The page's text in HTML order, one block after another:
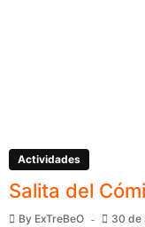
Actividades
Salita del
By ExTreBeO 30 de